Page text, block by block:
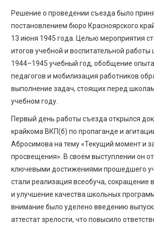
Решение о проведении съезда было
постановлением бюро Красноярского
13 июня 1945 года. Целью мероприятия
итогов учебной и воспитательной работы
1944–1945 учебный год, обобщение
педагогов и мобилизация работников
выполнение задач, стоящих перед
учебном году.
Первый день работы съезда открылся
крайкома ВКП(б) по пропаганде и
Абросимова на тему «Текущий момент и
просвещения». В своём выступлении он
ключевыми достижениями прошедшего
стали реализация всеобуча, сокращение
и улучшение качества школьных
внимание было уделено введению
аттестат зрелости, что повысило